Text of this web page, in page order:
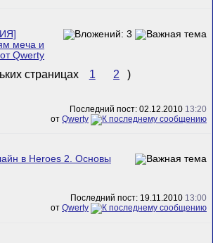
меча и
Qwerty
1 2 )
Последний пост: 02.12.2010 13:20
от Qwerty
в Heroes 2. Основы
Последний пост: 19.11.2010 13:00
от Qwerty